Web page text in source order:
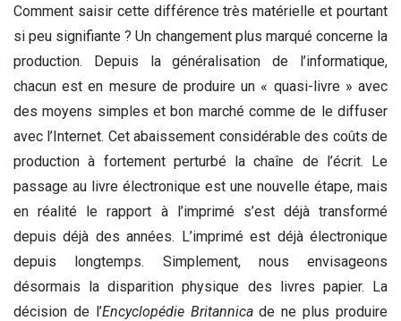
Comment saisir cette différence très matérielle et pourtant
si peu signifiante ? Un changement plus marqué concerne la
production. Depuis la généralisation de l’informatique,
chacun est en mesure de produire un « quasi-livre » avec
des moyens simples et bon marché comme de le diffuser
avec l’Internet. Cet abaissement considérable des coûts de
production à fortement perturbé la chaîne de l’écrit. Le
passage au livre électronique est une nouvelle étape, mais
en réalité le rapport à l’imprimé s’est déjà transformé
depuis déjà des années. L’imprimé est déjà électronique
depuis longtemps. Simplement, nous envisageons
désormais la disparition physique des livres papier. La
décision de l’Encyclopédie Britannicade ne plus produire